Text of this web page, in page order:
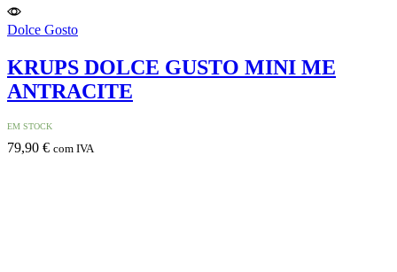
Dolce Gosto
KRUPS DOLCE GUSTO MINI ME
ANTRACITE
EM STOCK
79,90 € com IVA